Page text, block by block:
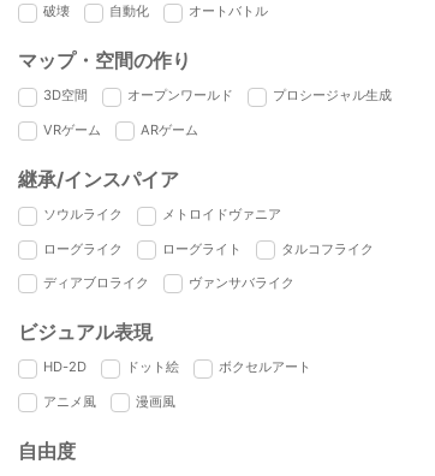
破壊 自動化 オートバトル
マップ・空間の作り
3D空間 オープンワールド プロシージャル生成
VRゲーム ARゲーム
継承/インスパイア
ソウルライク メトロイドヴァニア
ローグライク ローグライト タルコフライク
ディアブロライク ヴァンサバライク
ビジュアル表現
HD-2D ドット絵 ボクセルアート
アニメ風 漫画風
自由度